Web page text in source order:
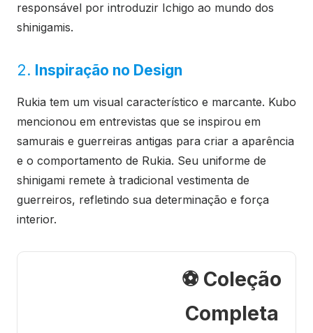
responsável por introduzir Ichigo ao mundo dos
shinigamis.
2. Inspiração no Design
Rukia tem um visual característico e marcante. Kubo
mencionou em entrevistas que se inspirou em
samurais e guerreiras antigas para criar a aparência
e o comportamento de Rukia. Seu uniforme de
shinigami remete à tradicional vestimenta de
guerreiros, refletindo sua determinação e força
interior.
⚽ Coleção
Completa